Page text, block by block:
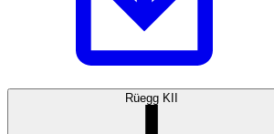
Rüegg KII